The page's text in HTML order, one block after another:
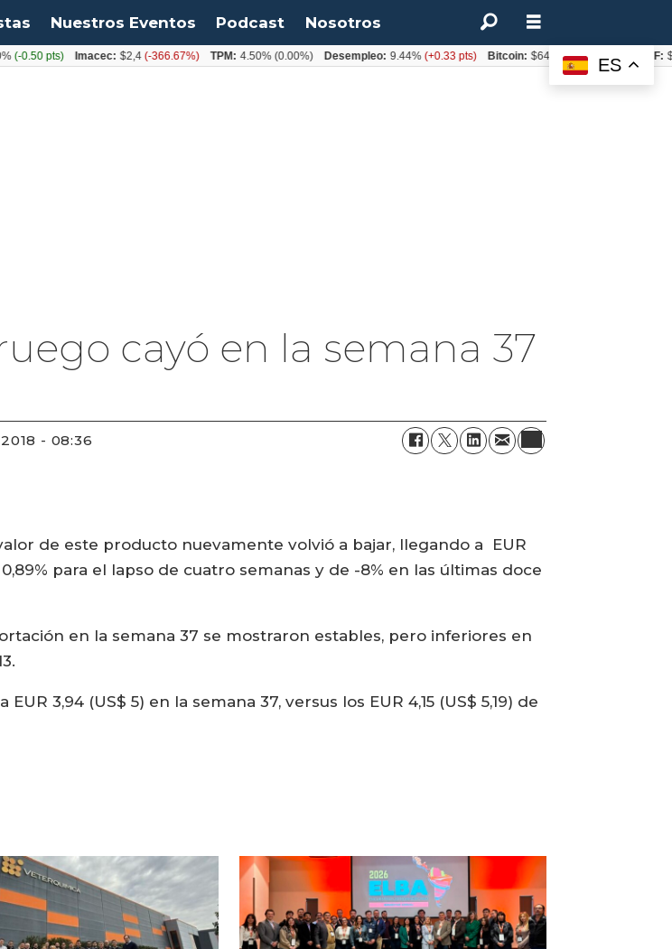
Nuestros Eventos Podcast Nosotros
cayó en la semana 37
- 08:36
de este producto nuevamente volvió a bajar, llegando a EUR
para el lapso de cuatro semanas y de -8% en las últimas doce
en la semana 37 se mostraron estables, pero inferiores en
3,94 (US$ 5) en la semana 37, versus los EUR 4,15 (US$ 5,19) de
ES
0.50 pts) Imacec: $2,4(-366.67%) TPM: 4.50%(0.00%) Desempleo: 9.44%(+0.33 pts) Bitcoin: $64.600,08(+2.93%)